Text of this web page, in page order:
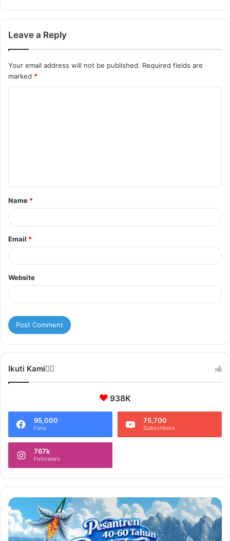
Leave a Reply
Your email address will not be published. Required fields are
marked *
t
*
Name *
Email *
Website
Ikuti Kami❤️‍🔥
938K
95,000
Fans
75,700
Subscribers
767k
Followers